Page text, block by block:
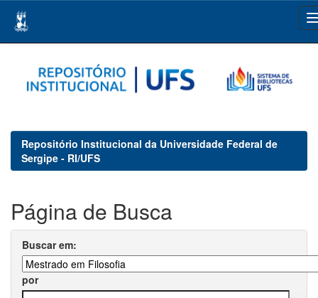
navigation
Repositório Institucional da Universidade Federal de
Sergipe - RI/UFS
Página de Busca
Buscar em:
por